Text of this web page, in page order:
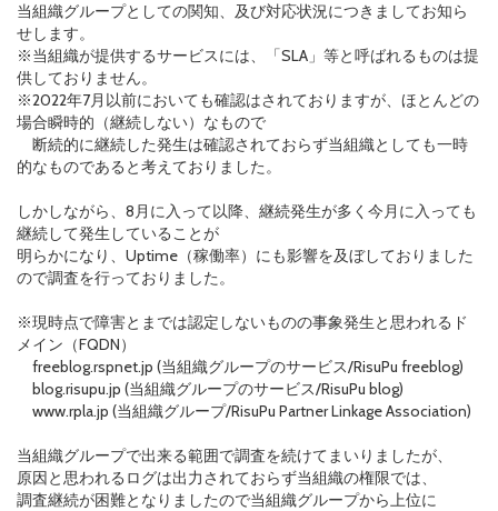
当組織グループとしての関知、及び対応状況につきましてお知ら
せします。
※当組織が提供するサービスには、「SLA」等と呼ばれるものは提
供しておりません。
※2022年7月以前においても確認はされておりますが、ほとんどの
場合瞬時的（継続しない）なもので
断続的に継続した発生は確認されておらず当組織としても一時
的なものであると考えておりました。
しかしながら、8月に入って以降、継続発生が多く今月に入っても
継続して発生していることが
明らかになり、Uptime（稼働率）にも影響を及ぼしておりました
ので調査を行っておりました。
※現時点で障害とまでは認定しないものの事象発生と思われるド
メイン（FQDN）
freeblog.rspnet.jp (当組織グループのサービス/RisuPu freeblog)
blog.risupu.jp (当組織グループのサービス/RisuPu blog)
www.rpla.jp (当組織グループ/RisuPu Partner Linkage Association)
当組織グループで出来る範囲で調査を続けてまいりましたが、
原因と思われるログは出力されておらず当組織の権限では、
調査継続が困難となりましたので当組織グループから上位に